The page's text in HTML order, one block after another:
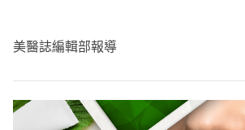
美醫誌編輯部報導